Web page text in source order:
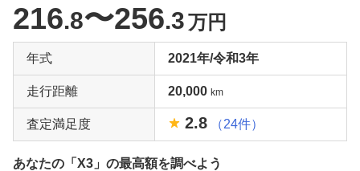
216.8〜256.3万円
年式 2021年/令和3年
走行距離 20,000 km
査定満足度 2.8 （24件）
あなたの「X3」の最高額を調べよう